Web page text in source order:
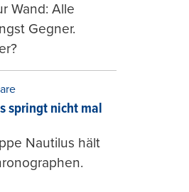
Wand: Alle
Gegner.
springt nicht mal
Nautilus hält